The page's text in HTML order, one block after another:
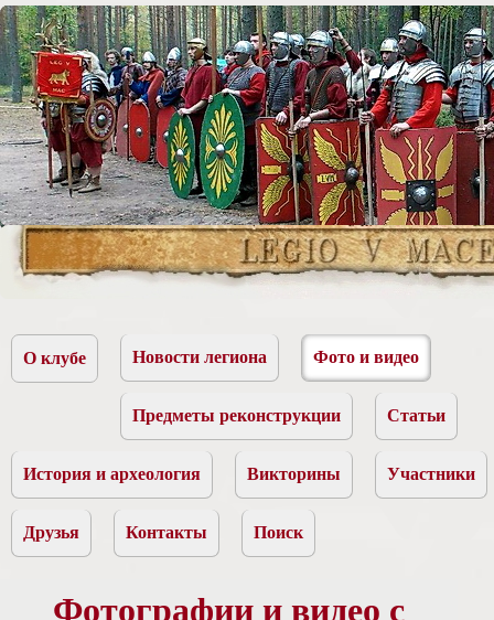
О клубе Новости легиона Фото и видео
Предметы реконструкции Статьи
История и археология Викторины Участники
Друзья Контакты Поиск
Фотографии и видео с